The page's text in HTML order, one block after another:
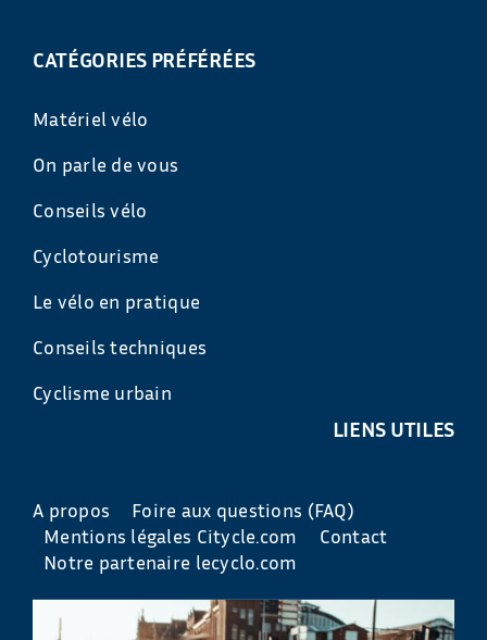
CATÉGORIES PRÉFÉRÉES
Matériel vélo
On parle de vous
Conseils vélo
Cyclotourisme
Le vélo en pratique
Conseils techniques
Cyclisme urbain
LIENS UTILES
A propos
Foire aux questions (FAQ)
Mentions légales Citycle.com
Contact
Notre partenaire lecyclo.com